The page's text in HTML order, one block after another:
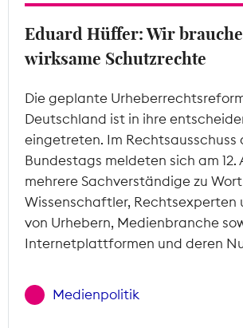
Mitgliederbereich
Eduard Hüffer: Wir
wirksame Schutzrechte
Die geplante
Deutschland ist in ihre
eingetreten. Im Rechtsausschuss
Bundestags meldeten sich am 12.
mehrere Sachverständige zu
Wissenschaftler, Rechtsexperten
von Urhebern, Medienbranche
Internetplattformen und deren
Medienpolitik